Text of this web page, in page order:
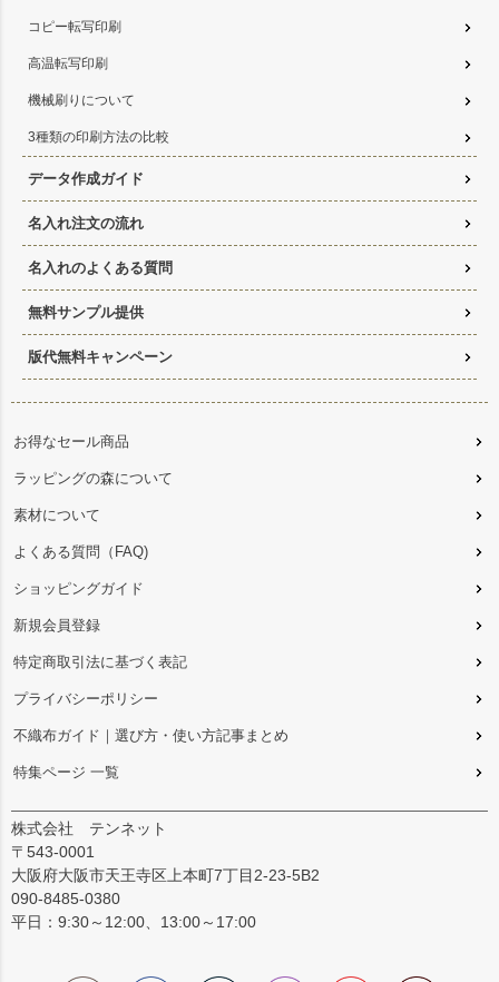
コピー転写印刷
高温転写印刷
機械刷りについて
3種類の印刷方法の比較
データ作成ガイド
名入れ注文の流れ
名入れのよくある質問
無料サンプル提供
版代無料キャンペーン
お得なセール商品
ラッピングの森について
素材について
よくある質問（FAQ)
ショッピングガイド
新規会員登録
特定商取引法に基づく表記
プライバシーポリシー
不織布ガイド｜選び方・使い方記事まとめ
特集ページ 一覧
株式会社 テンネット
〒543-0001
大阪府大阪市天王寺区上本町7丁目2-23-5B2
090-8485-0380
平日：9:30～12:00、13:00～17:00